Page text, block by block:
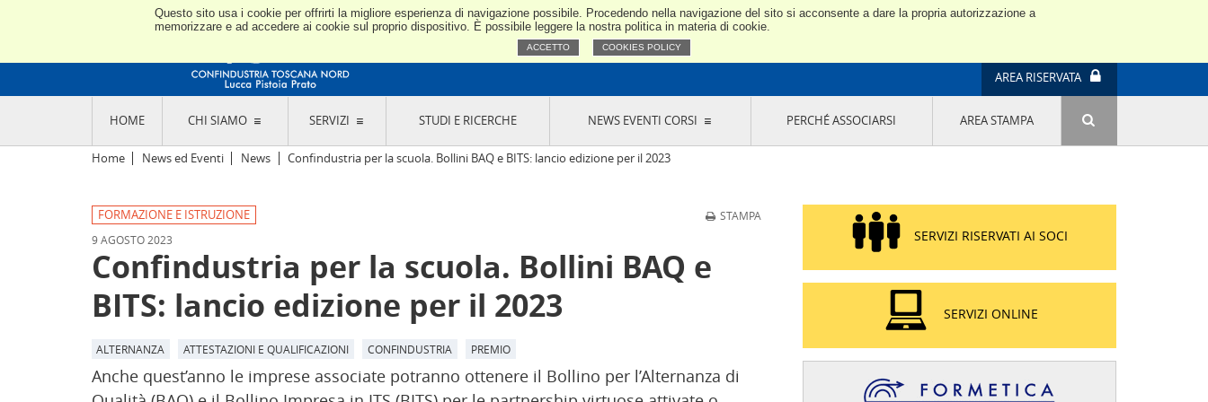
Questo sito usa i cookie per offrirti la migliore esperienza di navigazione possibile. Procedendo nella navigazione del sito si acconsente a dare la propria autorizzazione a
memorizzare e ad accedere ai cookie sul proprio dispositivo. È possibile leggere la nostra politica in materia di cookie.
ACCETTO COOKIES POLICY
Confindustria Toscana Nord
AREA RISERVATA
HOME CHI SIAMO
L'ASSOCIAZIONE
CODICE ETICO E DEI VALORI ASSOCIATIVI
TRASPARENZA CONTRIBUTI PUBBLICI
RAPPRESENTANZA
L'INDUSTRIA E IL TERRITORIO DI LUCCA,
PISTOIA E PRATO
SEDI E CONTATTI
ABOUT US
GOVERNANCE
DESIGNAZIONE
ORGANI DI CONTROLLO
COMITATO PICCOLA
INDUSTRIA
LA NOSTRA RETE
RAPPRESENTANZE IN ENTI ESTERNI
GRUPPI DI ACQUISTO
EDIZIONE
PROGETTO LU.ME.
IL MANAGER DELLA SOSTENIBILITÀ NEL
DISTRETTO TESSILE PRATESE
GRUPPO IMPRENDITORIA FEMMINILE
SOSTENIBILITÀ
SERVIZI
RISERVATI AI SOCI ONLINE
STUDI E RICERCHE NEWS EVENTI CORSI
NEWS EVENTI CORSI
PERCHÉ ASSOCIARSI AREA STAMPA
Home News ed Eventi News Confindustria per la scuola. Bollini BAQ e BITS: lancio edizione per il 2023
STAMPA
FORMAZIONE E ISTRUZIONE
9 AGOSTO 2023
Confindustria per la scuola. Bollini BAQ e
BITS: lancio edizione per il 2023
ALTERNANZA ATTESTAZIONI E QUALIFICAZIONI CONFINDUSTRIA PREMIO
Anche quest’anno le imprese associate potranno ottenere il Bollino per l’Alternanza di
SERVIZI RISERVATI AI SOCI
SERVIZI ONLINE